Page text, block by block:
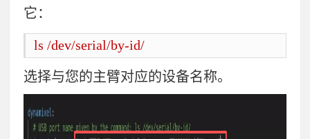
它：
ls /dev/serial/by-id/
选择与您的主臂对应的设备名称。